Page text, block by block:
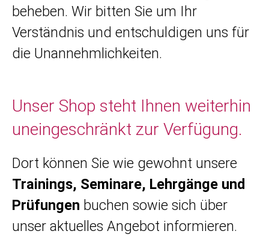
beheben. Wir bitten Sie um Ihr
Verständnis und entschuldigen uns für
die Unannehmlichkeiten.
Unser Shop steht Ihnen weiterhin
uneingeschränkt zur Verfügung.
Dort können Sie wie gewohnt unsere
Trainings, Seminare, Lehrgänge und
Prüfungen buchen sowie sich über
unser aktuelles Angebot informieren.